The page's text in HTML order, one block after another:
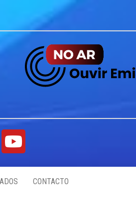
CONTACTO